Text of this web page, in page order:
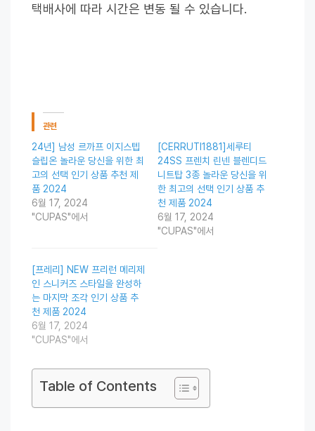
택배사에 따라 시간은 변동 될 수 있습니다.
관련
24년] 남성 르까프 이지스텝
슬립온 놀라운 당신을 위한 최
고의 선택 인기 상품 추천 제
품 2024
6월 17, 2024
"CUPAS"에서
[CERRUTI1881]세루티
24SS 프렌치 린넨 블렌디드
니트탑 3종 놀라운 당신을 위
한 최고의 선택 인기 상품 추
천 제품 2024
6월 17, 2024
"CUPAS"에서
[프레리] NEW 프리런 메리제
인 스니커즈 스타일을 완성하
는 마지막 조각 인기 상품 추
천 제품 2024
6월 17, 2024
"CUPAS"에서
Table of Contents